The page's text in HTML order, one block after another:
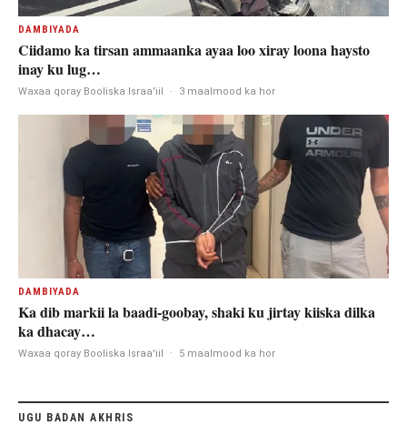
DAMBIYADA
Ciidamo ka tirsan ammaanka ayaa loo xiray loona haysto
inay ku lug…
Waxaa qoray Booliska Israa'iil · 3 maalmood ka hor
DAMBIYADA
Ka dib markii la baadi-goobay, shaki ku jirtay kiiska dilka
ka dhacay…
Waxaa qoray Booliska Israa'iil · 5 maalmood ka hor
UGU BADAN AKHRIS